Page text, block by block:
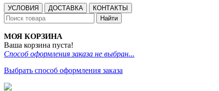
УСЛОВИЯ ДОСТАВКА
КОНТАКТЫ
Найти
МОЯ КОРЗИНА
Ваша корзина пуста!
Способ оформления заказа не выбран...
Выбрать способ оформления заказа